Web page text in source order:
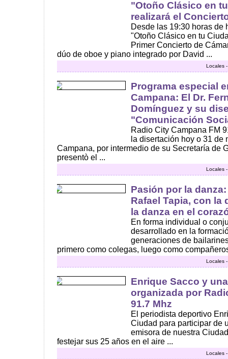
"Otoño Clásico en
realizará el
Desde las 19:30 horas de
"Otoño Clásico en tu
Primer Concierto de
dúo de oboe y piano integrado por David ...
Locales
Programa especial
Campana: El Dr.
Domínguez y su
"Comunicación
Radio City Campana FM
la disertación hoy o 31 de
Campana, por intermedio de su Secretaría de
presentò el ...
Locales
Pasión por la
Rafael Tapia, con la
la danza en el
En forma individual o
desarrollado en la
generaciones de
primero como colegas, luego como
Locales
Enrique Sacco y
organizada por
91.7 Mhz
El periodista deportivo
Ciudad para participar de
emisora de nuestra
festejar sus 25 años en el aire ...
Locales